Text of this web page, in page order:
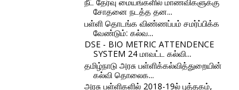
சோதனை நடத்த தன...
பள்ளி தொடங்க விண்ணப்பம் சமர்ப்பிக்க
வேண்டும்: கல்வ...
DSE - BIO METRIC ATTENDENCE
SYSTEM 24 மாவட்ட கல்வி...
தமிழ்நாடு அரசு பள்ளிக்கல்வித்துறையின்
கல்வி தொலைக...
அரசு பள்ளிகளில் 2018-19ல் புத்தகம்,